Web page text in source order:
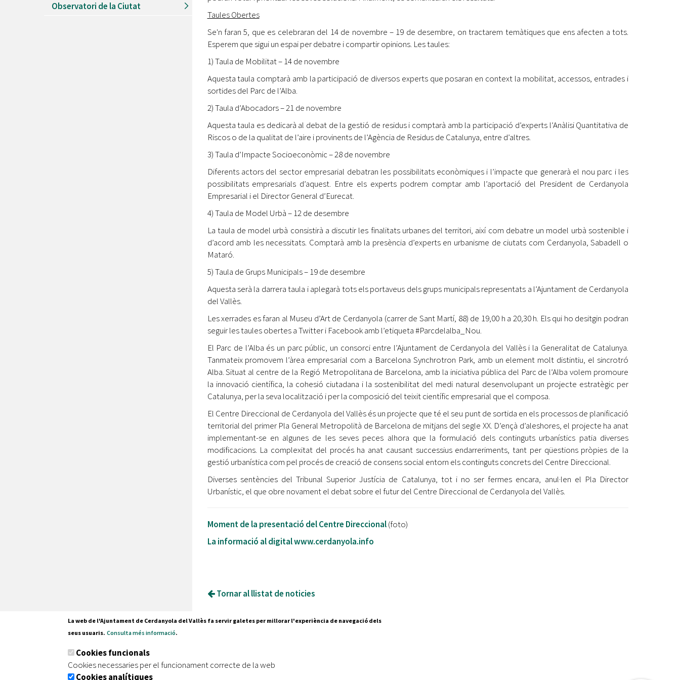
Observatori de la Ciutat
Taules Obertes
Se'n faran 5, que es celebraran del 14 de novembre – 19 de desembre, on tractarem temàtiques que ens afecten a tots.
Esperem que sigui un espai per debatre i compartir opinions. Les taules:
1) Taula de Mobilitat – 14 de novembre
Aquesta taula comptarà amb la participació de diversos experts que posaran en context la mobilitat, accessos, entrades i
sortides del Parc de l’Alba.
2) Taula d’Abocadors – 21 de novembre
Aquesta taula es dedicarà al debat de la gestió de residus i comptarà amb la participació d’experts l’Anàlisi Quantitativa de
Riscos o de la qualitat de l’aire i provinents de l’Agència de Residus de Catalunya, entre d’altres.
3) Taula d’Impacte Socioeconòmic – 28 de novembre
Diferents actors del sector empresarial debatran les possibilitats econòmiques i l’impacte que generarà el nou parc i les
possibilitats empresarials d’aquest. Entre els experts podrem comptar amb l’aportació del President de Cerdanyola
Empresarial i el Director General d’Eurecat.
4) Taula de Model Urbà – 12 de desembre
La taula de model urbà consistirà a discutir les finalitats urbanes del territori, així com debatre un model urbà sostenible i
d’acord amb les necessitats. Comptarà amb la presència d’experts en urbanisme de ciutats com Cerdanyola, Sabadell o
Mataró.
5) Taula de Grups Municipals – 19 de desembre
Aquesta serà la darrera taula i aplegarà tots els portaveus dels grups municipals representats a l’Ajuntament de Cerdanyola
del Vallès.
Les xerrades es faran al Museu d’Art de Cerdanyola (carrer de Sant Martí, 88) de 19,00 h a 20,30 h. Els qui ho desitgin podran
seguir les taules obertes a Twitter i Facebook amb l’etiqueta #Parcdelalba_Nou.
El Parc de l’Alba és un parc públic, un consorci entre l’Ajuntament de Cerdanyola del Vallès i la Generalitat de Catalunya.
Tanmateix promovem l’àrea empresarial com a Barcelona Synchrotron Park, amb un element molt distintiu, el sincrotró
Alba. Situat al centre de la Regió Metropolitana de Barcelona, amb la iniciativa pública del Parc de l’Alba volem promoure
la innovació científica, la cohesió ciutadana i la sostenibilitat del medi natural desenvolupant un projecte estratègic per
Catalunya, per la seva localització i per la composició del teixit científic empresarial que el composa.
El Centre Direccional de Cerdanyola del Vallès és un projecte que té el seu punt de sortida en els processos de planificació
territorial del primer Pla General Metropolità de Barcelona de mitjans del segle XX. D’ençà d’aleshores, el projecte ha anat
implementant-se en algunes de les seves peces alhora que la formulació dels continguts urbanístics patia diverses
modificacions. La complexitat del procés ha anat causant successius endarreriments, tant per qüestions pròpies de la
gestió urbanística com pel procés de creació de consens social entorn els continguts concrets del Centre Direccional.
Diverses sentències del Tribunal Superior Justícia de Catalunya, tot i no ser fermes encara, anul·len el Pla Director
Urbanístic, el que obre novament el debat sobre el futur del Centre Direccional de Cerdanyola del Vallès.
Moment de la presentació del Centre Direccional(foto)
La informació al digital www.cerdanyola.info
Tornar al llistat de noticies
Tel. 935 80 88 88
La web de l'Ajuntament de Cerdanyola del Vallès fa servir galetes per millorar l'experiència de navegació dels
seus usuaris. Consulta més informació.
Cookies funcionals
Cookies necessaries per el funcionament correcte de la web
Cookies analítiques